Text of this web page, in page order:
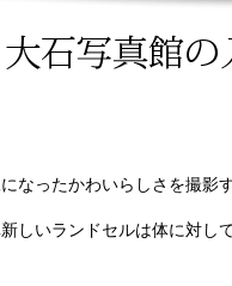
なったかわいらしさを撮影
しいランドセルは体に対し